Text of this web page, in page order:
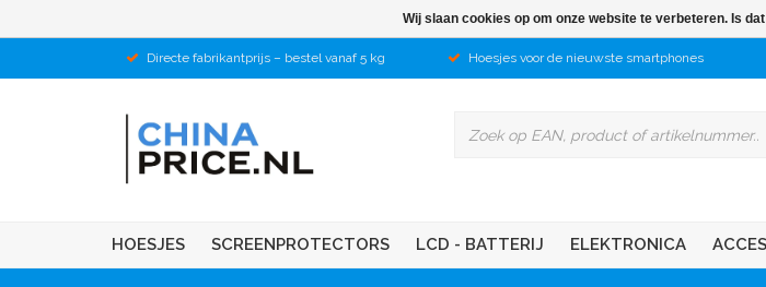
Directe fabrikantprijs – bestel vanaf 5 kg Hoesjes voor de nieuwste smartphones
HOESJES SCREENPROTECTORS LCD - BATTERIJ ELEKTRONICA
Wij slaan cookies op om onze website te verbeteren. Is